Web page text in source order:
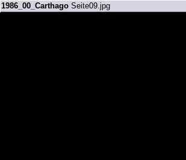
1986_00_CarthagoSeite09.jpg